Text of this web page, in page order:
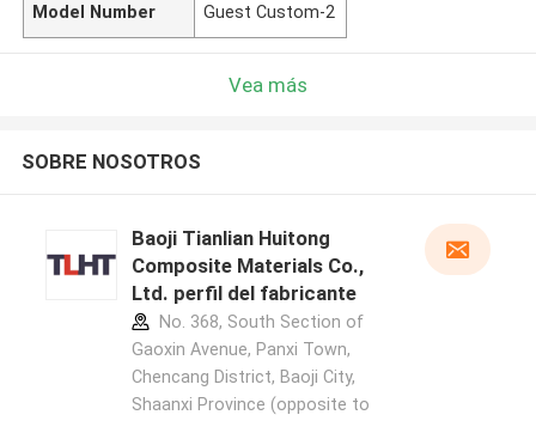
Model Number Guest Custom-2
Vea más
SOBRE NOSOTROS
Baoji Tianlian Huitong
Composite Materials Co.,
Ltd. perfil del fabricante
No. 368, South Section of
Gaoxin Avenue, Panxi Town,
Chencang District, Baoji City,
Shaanxi Province (opposite to